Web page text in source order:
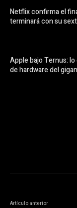
Netflix confirma el
terminará con su
Apple bajo Ternus:
de hardware del
Artículo anterior